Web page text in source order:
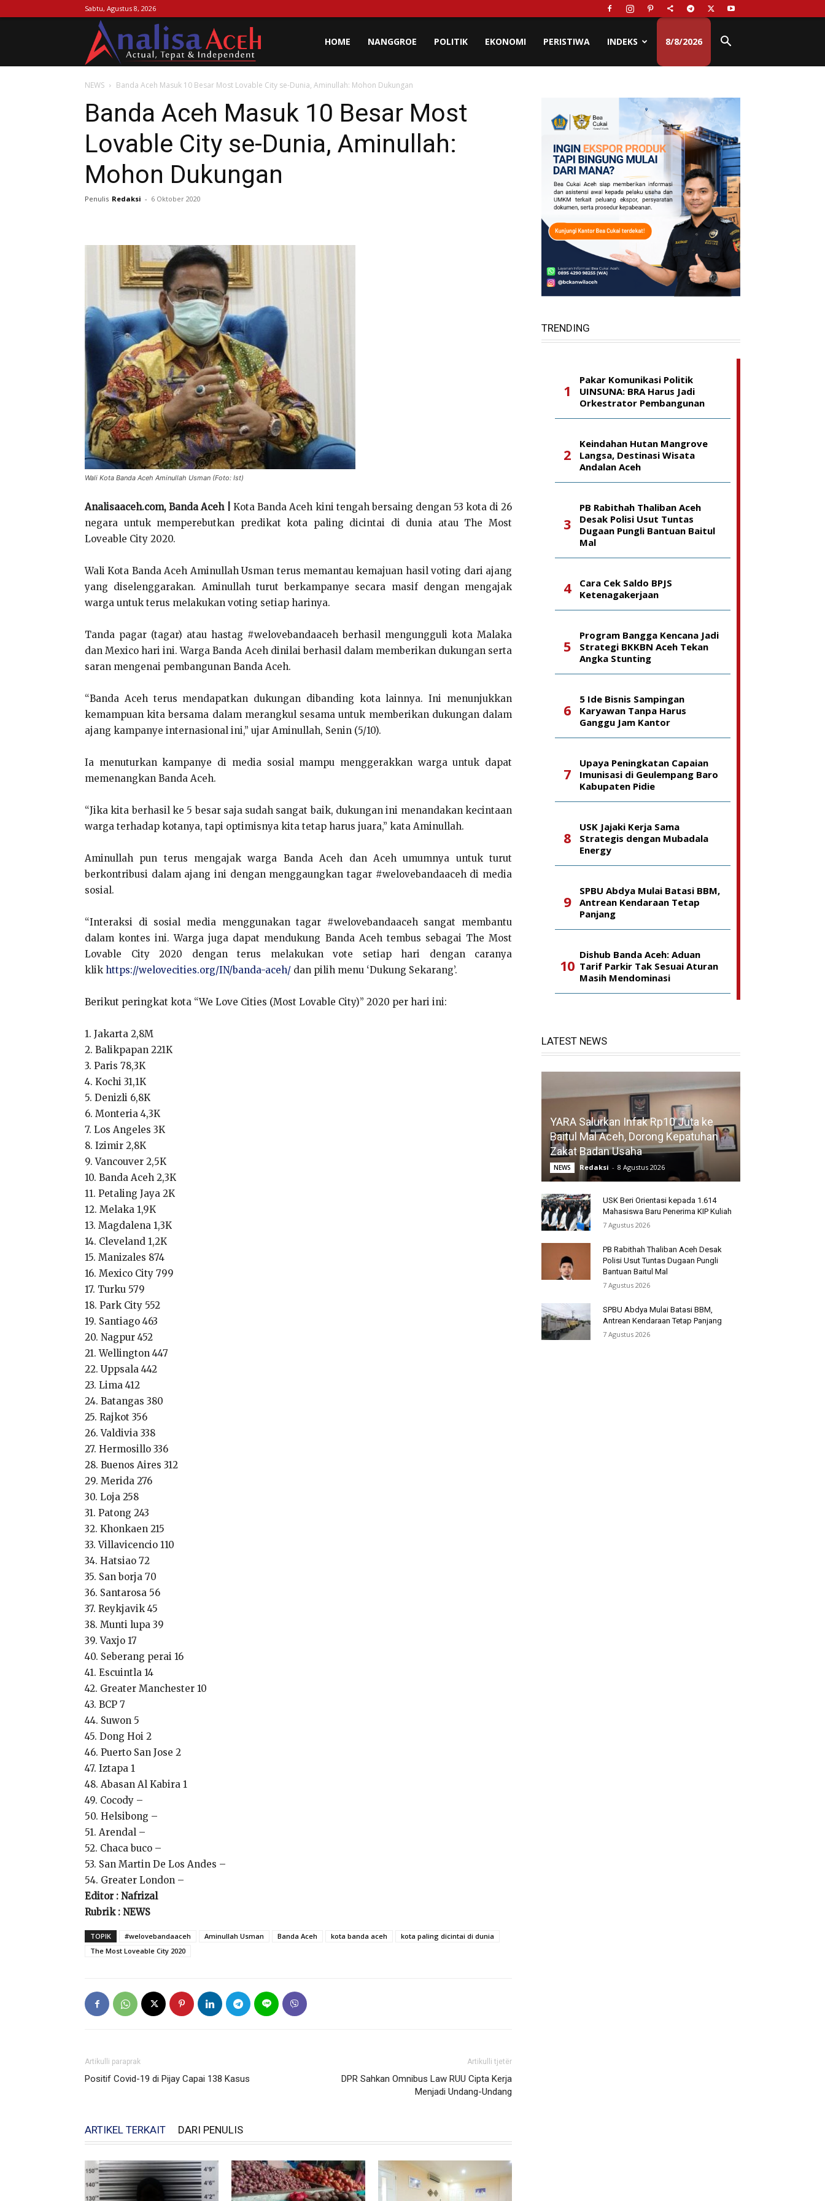
Sabtu, Agustus 8, 2026
Aceh
HOME NANGGROE POLITIK EKONOMI PERISTIWA INDEKS 8/8/2026
NEWS Banda Aceh Masuk 10 Besar Most Lovable City se-Dunia, Aminullah: Mohon Dukungan
Banda Aceh Masuk 10 Besar Most
Lovable City se-Dunia, Aminullah:
Mohon Dukungan
Penulis Redaksi - 6 Oktober 2020
Wali Kota Banda Aceh Aminullah Usman (Foto: Ist)
Analisaaceh.com, Banda Aceh |
Kota Banda Aceh kini tengah bersaing dengan 53 kota di 26
negara untuk memperebutkan predikat kota paling dicintai di dunia atau The Most
Loveable City 2020.
Wali Kota Banda Aceh Aminullah Usman terus memantau kemajuan hasil voting dari ajang
yang diselenggarakan. Aminullah turut berkampanye secara masif dengan mengajak
warga untuk terus melakukan voting setiap harinya.
Tanda pagar (tagar) atau hastag #welovebandaaceh berhasil mengungguli kota Malaka
dan Mexico hari ini. Warga Banda Aceh dinilai berhasil dalam memberikan dukungan serta
saran mengenai pembangunan Banda Aceh.
“Banda Aceh terus mendapatkan dukungan dibanding kota lainnya. Ini menunjukkan
kemampuan kita bersama dalam merangkul sesama untuk memberikan dukungan dalam
ajang kampanye internasional ini,” ujar Aminullah, Senin (5/10).
Ia menuturkan kampanye di media sosial mampu menggerakkan warga untuk dapat
memenangkan Banda Aceh.
“Jika kita berhasil ke 5 besar saja sudah sangat baik, dukungan ini menandakan kecintaan
warga terhadap kotanya, tapi optimisnya kita tetap harus juara,” kata Aminullah.
Aminullah pun terus mengajak warga Banda Aceh dan Aceh umumnya untuk turut
berkontribusi dalam ajang ini dengan menggaungkan tagar #welovebandaaceh di media
sosial.
“Interaksi di sosial media menggunakan tagar #welovebandaaceh sangat membantu
dalam kontes ini. Warga juga dapat mendukung Banda Aceh tembus sebagai The Most
Lovable City 2020 dengan terus melakukan vote setiap hari dengan caranya
klik https://welovecities.org/IN/banda-aceh/ dan pilih menu ‘Dukung Sekarang’.
Berikut peringkat kota “We Love Cities (Most Lovable City)” 2020 per hari ini:
1. Jakarta 2,8M
2. Balikpapan 221K
3. Paris 78,3K
4. Kochi 31,1K
5. Denizli 6,8K
6. Monteria 4,3K
7. Los Angeles 3K
8. Izimir 2,8K
9. Vancouver 2,5K
10. Banda Aceh 2,3K
11. Petaling Jaya 2K
12. Melaka 1,9K
13. Magdalena 1,3K
14. Cleveland 1,2K
15. Manizales 874
16. Mexico City 799
17. Turku 579
18. Park City 552
19. Santiago 463
20. Nagpur 452
21. Wellington 447
22. Uppsala 442
23. Lima 412
24. Batangas 380
25. Rajkot 356
26. Valdivia 338
27. Hermosillo 336
28. Buenos Aires 312
29. Merida 276
30. Loja 258
31. Patong 243
32. Khonkaen 215
33. Villavicencio 110
34. Hatsiao 72
35. San borja 70
36. Santarosa 56
37. Reykjavik 45
38. Munti lupa 39
39. Vaxjo 17
40. Seberang perai 16
41. Escuintla 14
42. Greater Manchester 10
43. BCP 7
44. Suwon 5
45. Dong Hoi 2
46. Puerto San Jose 2
47. Iztapa 1
48. Abasan Al Kabira 1
49. Cocody –
50. Helsibong –
51. Arendal –
52. Chaca buco –
53. San Martin De Los Andes –
54. Greater London –
Editor : Nafrizal
Rubrik : NEWS
TOPIK #welovebandaaceh Aminullah Usman Banda Aceh kota banda aceh
kota paling dicintai di dunia
The Most Loveable City 2020
Artikulli paraprak
Positif Covid-19 di Pijay Capai 138 Kasus
Artikulli tjetër
DPR Sahkan Omnibus Law RUU Cipta Kerja
Menjadi Undang-Undang
ARTIKEL TERKAIT DARI PENULIS
TRENDING
Pakar Komunikasi Politik
UINSUNA: BRA Harus Jadi
Orkestrator Pembangunan
Keindahan Hutan Mangrove
Langsa, Destinasi Wisata
Andalan Aceh
PB Rabithah Thaliban Aceh
Desak Polisi Usut Tuntas
Dugaan Pungli Bantuan Baitul
Mal
Cara Cek Saldo BPJS
Ketenagakerjaan
Program Bangga Kencana Jadi
Strategi BKKBN Aceh Tekan
Angka Stunting
5 Ide Bisnis Sampingan
Karyawan Tanpa Harus
Ganggu Jam Kantor
Upaya Peningkatan Capaian
Imunisasi di Geulempang Baro
Kabupaten Pidie
USK Jajaki Kerja Sama
Strategis dengan Mubadala
Energy
SPBU Abdya Mulai Batasi BBM,
Antrean Kendaraan Tetap
Panjang
Dishub Banda Aceh: Aduan
Tarif Parkir Tak Sesuai Aturan
Masih Mendominasi
LATEST NEWS
YARA Salurkan Infak Rp10 Juta ke
Baitul Mal Aceh, Dorong Kepatuhan
Zakat Badan Usaha
NEWS Redaksi - 8 Agustus 2026
USK Beri Orientasi kepada 1.614
Mahasiswa Baru Penerima KIP Kuliah
7 Agustus 2026
PB Rabithah Thaliban Aceh Desak
Polisi Usut Tuntas Dugaan Pungli
Bantuan Baitul Mal
7 Agustus 2026
SPBU Abdya Mulai Batasi BBM,
Antrean Kendaraan Tetap Panjang
7 Agustus 2026